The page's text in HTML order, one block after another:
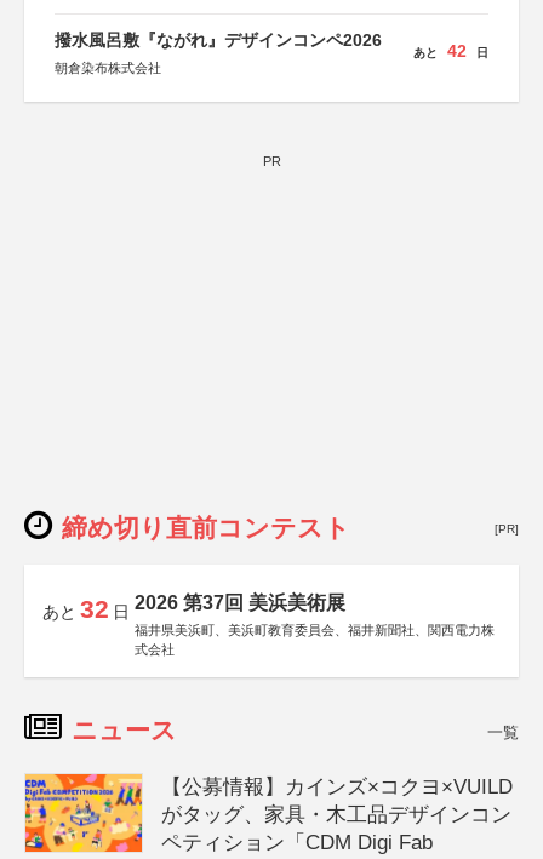
撥水風呂敷『ながれ』デザインコンペ2026
朝倉染布株式会社
あと 42 日
PR
締め切り直前コンテスト [PR]
あと 32 日 2026 第37回 美浜美術展
福井県美浜町、美浜町教育委員会、福井新聞社、関西電力株
式会社
ニュース 一覧
【公募情報】カインズ×コクヨ×VUILD
がタッグ、家具・木工品デザインコン
ペティション「CDM Digi Fab